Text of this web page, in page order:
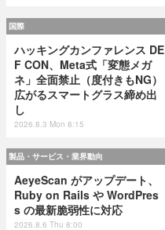
国際
ハッキングカンファレンス DE
F CON、Meta式「変態メガ
ネ」全面禁止（度付きもNG）
広がるスマートグラス締め出
し
2026.8.3 Mon 8:15
製品・サービス・業界動向
AeyeScan がアップデート、
Ruby on Rails や WordPres
s の最新脆弱性に対応
2026.8.6 Thu 8:00